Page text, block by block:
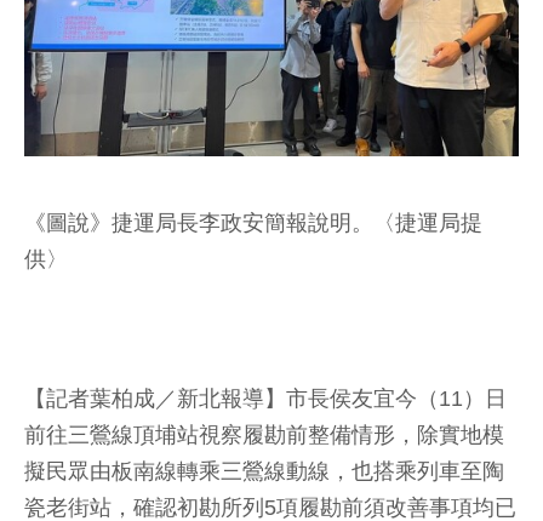
《圖說》捷運局長李政安簡報說明。〈捷運局提
供〉
【記者葉柏成／新北報導】市長侯友宜今（11）日
前往三鶯線頂埔站視察履勘前整備情形，除實地模
擬民眾由板南線轉乘三鶯線動線，也搭乘列車至陶
瓷老街站，確認初勘所列5項履勘前須改善事項均已